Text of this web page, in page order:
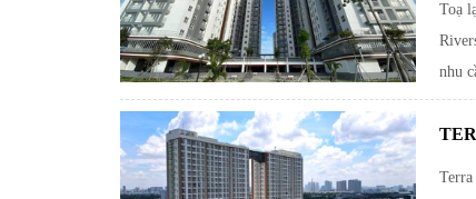
Toạ
nhu